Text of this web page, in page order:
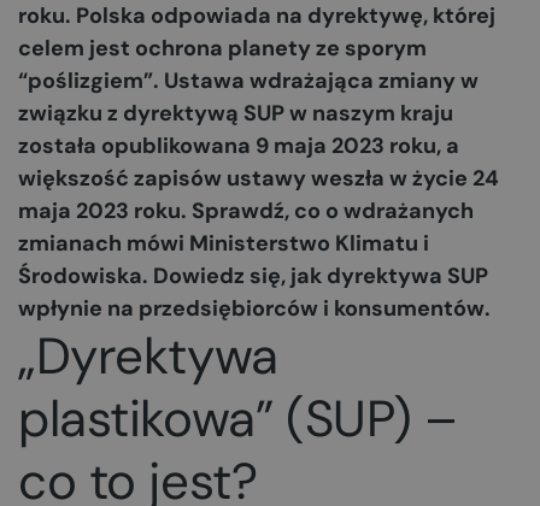
roku. Polska odpowiada na dyrektywę, której
celem jest ochrona planety ze sporym
“poślizgiem”. Ustawa wdrażająca zmiany w
związku z dyrektywą SUP w naszym kraju
została opublikowana 9 maja 2023 roku, a
większość zapisów ustawy weszła w życie 24
maja 2023 roku. Sprawdź, co o wdrażanych
zmianach mówi Ministerstwo Klimatu i
Środowiska. Dowiedz się, jak dyrektywa SUP
wpłynie na przedsiębiorców i konsumentów.
„Dyrektywa
plastikowa” (SUP) –
co to jest?